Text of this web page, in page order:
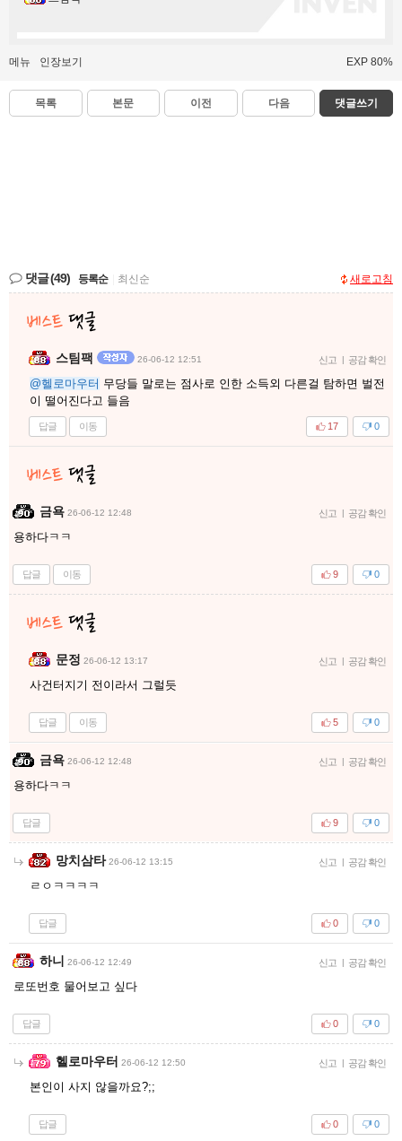
메뉴 인장보기 EXP 80%
목록 본문 이전 다음 댓글쓰기
댓글(49) 등록순 최신순 새로고침
스팀팩 26-06-12 12:51 신고 | 공감 확인
@헬로마우터 무당들 말로는 점사로 인한 소득외 다른걸 탐하면 벌전
이 떨어진다고 들음
답글 이동 0
17
금욕 26-06-12 12:48 신고 | 공감 확인
용하다ㅋㅋ
답글 이동 0
9
문정 26-06-12 13:17 신고 | 공감 확인
사건터지기 전이라서 그럴듯
답글 이동 0
5
금욕 26-06-12 12:48 신고 | 공감 확인
용하다ㅋㅋ
답글 0
9
망치삼타 26-06-12 13:15 신고 | 공감 확인
ㄹㅇㅋㅋㅋㅋ
답글 0
0
하니 26-06-12 12:49 신고 | 공감 확인
로또번호 물어보고 싶다
답글 0
0
헬로마우터 26-06-12 12:50 신고 | 공감 확인
본인이 사지 않을까요?;;
답글 0
0